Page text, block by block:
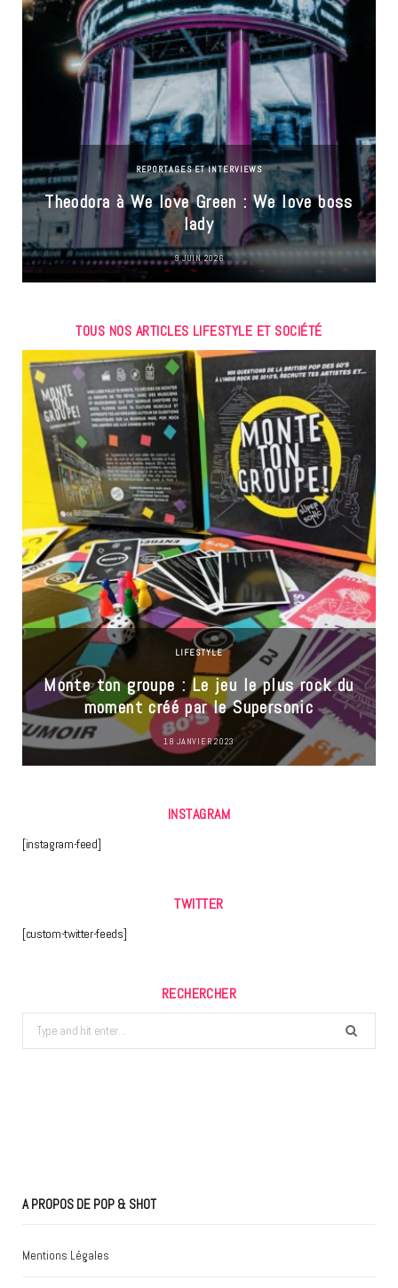
REPORTAGES ET INTERVIEWS
Theodora à We love Green : We love boss
lady
9 JUIN 2026
TOUS NOS ARTICLES LIFESTYLE ET SOCIÉTÉ
LIFESTYLE
Monte ton groupe : Le jeu le plus rock du
moment créé par le Supersonic
18 JANVIER 2023
INSTAGRAM
[instagram-feed]
TWITTER
[custom-twitter-feeds]
RECHERCHER
Search
for:
A PROPOS DE POP & SHOT
Mentions Légales